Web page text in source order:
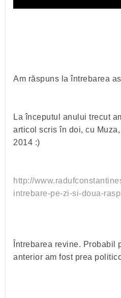
Am răspuns la întrebarea
La începutul anului trecut
articol scris în doi, cu
2014 :)
http://
intrebare-pe-zi-si-doua-
Întrebarea revine. Probabil
anterior am fost prea